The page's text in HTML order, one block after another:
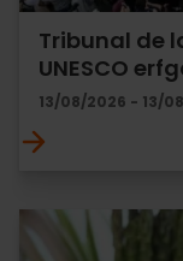
Tribunal de
UNESCO
13/08/2026 - 13/